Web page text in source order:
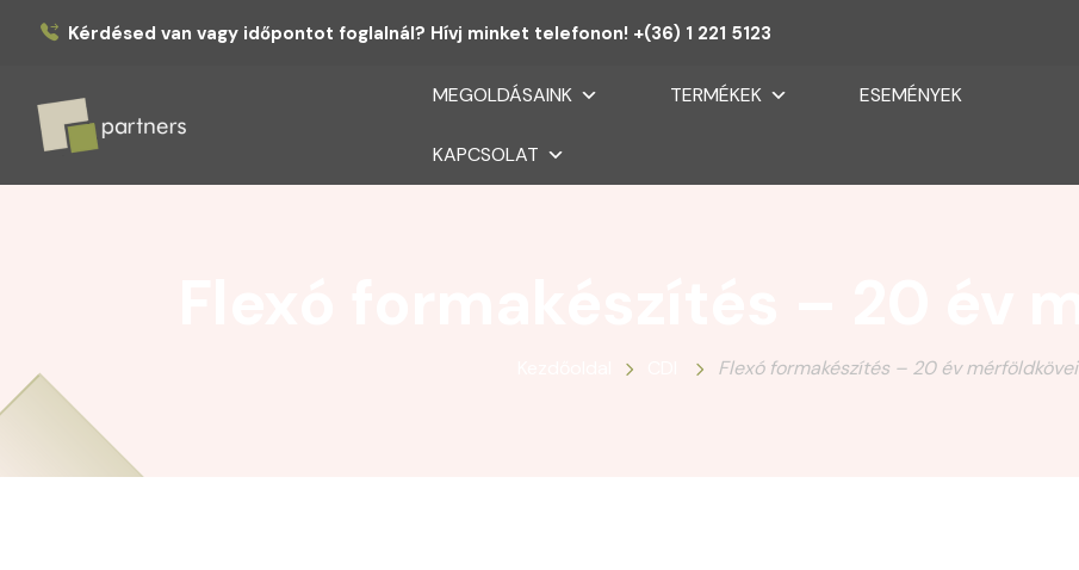
Kérdésed van vagy időpontot foglalnál? Hívj minket telefonon! +(36) 1 221 5123
Partners
MEGOLDÁSAINK TERMÉKEK ESEMÉNYEK
KAPCSOLAT
Flexó formakészítés – 20 év mérföldkövei